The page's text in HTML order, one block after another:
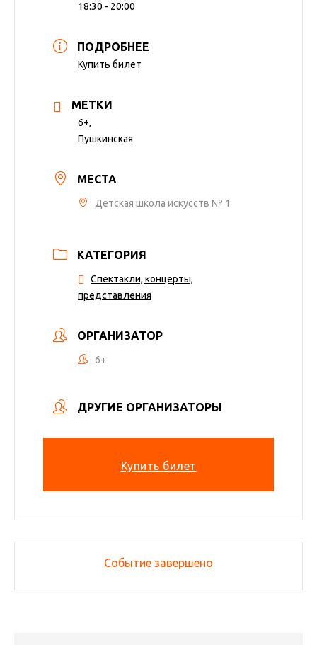
18:30 - 20:00
ПОДРОБНЕЕ
Купить билет
МЕТКИ
6+,
Пушкинская
МЕСТА
Детская школа искусств № 1
КАТЕГОРИЯ
Спектакли, концерты,
представления
ОРГАНИЗАТОР
6+
ДРУГИЕ ОРГАНИЗАТОРЫ
Купить билет
Событие завершено